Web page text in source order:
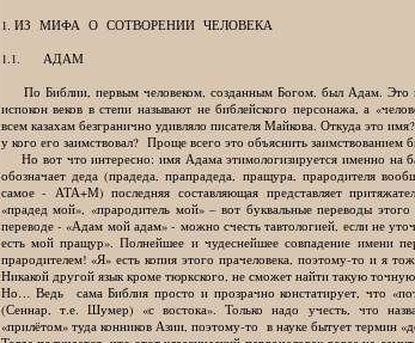
1. ИЗ МИФА О СОТВОРЕНИИ ЧЕЛОВЕКА
1.1. АДАМ
По Библии, первым человеком, созданным Богом, был Адам. Это
испокон веков в степи называют не библейского персонажа, а
всем казахам безгранично удивляло писателя Майкова. Откуда это
у кого его заимствовал? Проще всего это объяснить заимствованием
Но вот что интересно: имя Адама этимологизируется именно на
обозначает деда (прадеда, прапрадеда, пращура, прародителя
самое - АТА+М) последняя составляющая представляет
«прадед мой», «прародитель мой» – вот буквальные переводы
переводе - «Адам мой адам» - можно счесть тавтологией, если не
есть мой пращур». Полнейшее и чудеснейшее совпадение имени
прародителем! «Я» есть копия этого прачеловека, поэтому-то и я
Никакой другой язык кроме тюркского, не сможет найти такую
Но… Ведь сама Библия просто и прозрачно констатирует, что
(Сеннар, т.е. Шумер) «с востока». Только надо учесть, что
«прилётом» туда конников Азии, поэтому-то в науке бытует термин